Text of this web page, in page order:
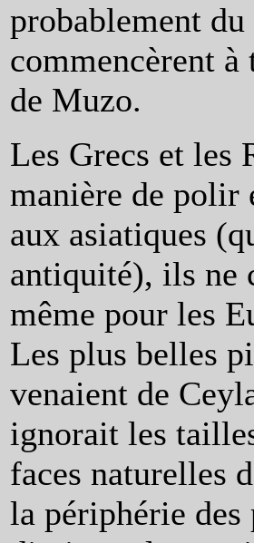
probablement
commencèrent
de Muzo.
Les Grecs et les
manière de polir
aux asiatiques
antiquité), ils ne
même pour les
Les plus belles
venaient de
ignorait les
faces naturelles
la périphérie